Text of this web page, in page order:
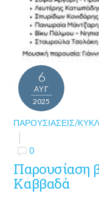
6
ΑΥΓ
2025
ΠΑΡΟΥΣΙΆΣΕΙΣ/
0
Παρουσίαση
Καββαδά